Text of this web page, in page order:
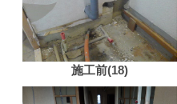
施工前(18)